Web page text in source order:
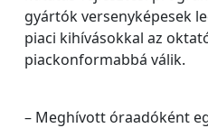
gyártók versenyképesek
piaci kihívásokkal az
piackonformabbá válik.
– Meghívott óraadóként